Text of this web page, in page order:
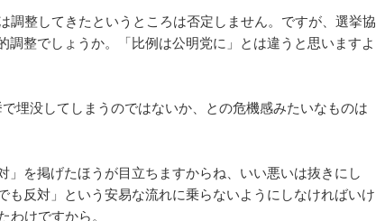
調整してきたというところは否定しません。ですが、選挙協
調整でしょうか。「比例は公明党に」とは違うと思いますよ
埋没してしまうのではないか、との危機感みたいなものは
を掲げたほうが目立ちますからね、いい悪いは抜きにし
も反対」という安易な流れに乗らないようにしなければいけ
わけですから。